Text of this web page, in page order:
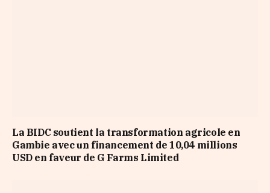
La BIDC soutient la transformation agricole en
Gambie avec un financement de 10,04 millions
USD en faveur de G Farms Limited